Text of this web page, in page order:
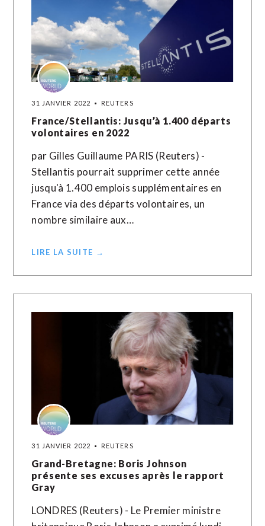
31 JANVIER 2022 REUTERS
France/Stellantis: Jusqu’à 1.400 départs
volontaires en 2022
par Gilles Guillaume PARIS (Reuters) -
Stellantis pourrait supprimer cette année
jusqu'à 1.400 emplois supplémentaires en
France via des départs volontaires, un
nombre similaire aux…
LIRE LA SUITE →
31 JANVIER 2022 REUTERS
Grand-Bretagne: Boris Johnson
présente ses excuses après le rapport
Gray
LONDRES (Reuters) - Le Premier ministre